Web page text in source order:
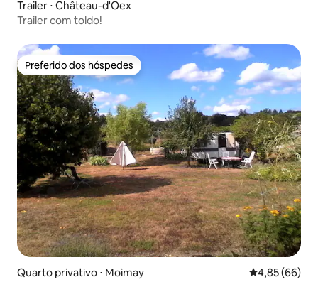
Trailer ⋅ Château-d'Oex
Trailer com toldo!
Preferido dos hóspedes
Preferido dos hóspedes
Quarto privativo ⋅ Moimay 4,85 de uma
4,85 (66)